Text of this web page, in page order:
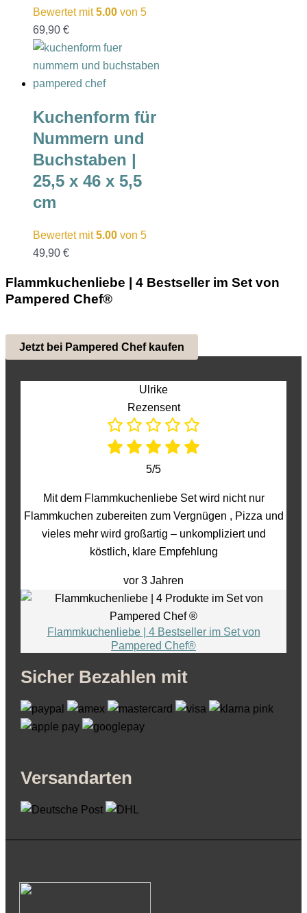
Bewertet mit5.00 von 5
69,90 €
Kuchenform für
Nummern und
Buchstaben |
25,5 x 46 x 5,5
cm
Bewertet mit5.00 von 5
49,90 €
Flammkuchenliebe | 4 Bestseller im Set von
Pampered Chef®
Jetzt bei Pampered Chef kaufen
Ulrike
Rezensent
5/5
Mit dem Flammkuchenliebe Set wird nicht nur
Flammkuchen zubereiten zum Vergnügen , Pizza und
vieles mehr wird großartig – unkompliziert und
köstlich, klare Empfehlung
vor 3 Jahren
Flammkuchenliebe | 4 Bestseller im Set von
Pampered Chef®
Sicher Bezahlen mit
Versandarten